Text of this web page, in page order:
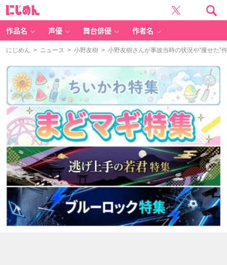
作品名 声優 舞台俳優 作者名
にじめん > ニュース > 小野友樹 > 小野友樹さんが事故当時の状況や”痩せた”